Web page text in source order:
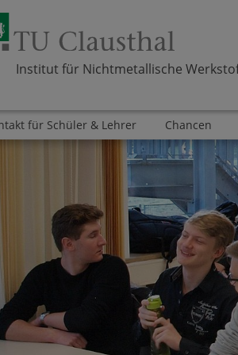
Institut für Nichtmetallische
für Schüler & Lehrer Chancen